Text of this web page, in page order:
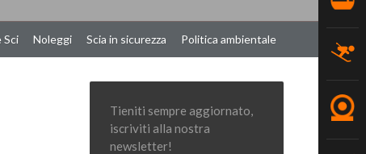
Sci Noleggi Scia in sicurezza Politica ambientale
Tieniti sempre aggiornato,
iscriviti alla nostra
newsletter!